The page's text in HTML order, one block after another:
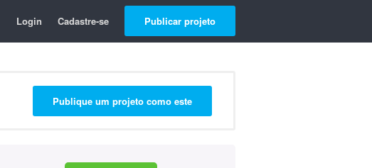
Login Cadastre-se Publicar projeto
Publique um projeto como este